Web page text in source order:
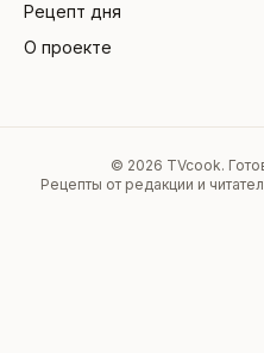
Рецепт дня
О проекте
© 2026 TVcook.
Рецепты от редакции и